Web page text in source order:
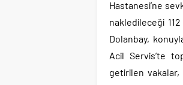
Hastanesi’ne
nakledileceği
Dolanbay,
Acil Servis’te
getirilen vakalar,